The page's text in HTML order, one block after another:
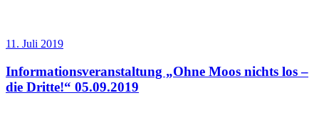
11. Juli 2019
Informationsveranstaltung „Ohne Moos nichts los –
die Dritte!“ 05.09.2019